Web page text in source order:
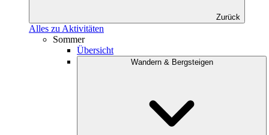
Zurück
Alles zu Aktivitäten
Sommer
Übersicht
Wandern & Bergsteigen